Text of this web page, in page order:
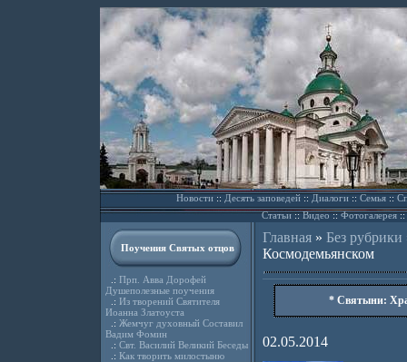
Новости::Десять заповедей::Диалоги::Семья::
Статьи::Видео ::Фотогалерея::
Поучения Святых отцов
.: Прп. Авва Дорофей
Душеполезные поучения
.: Из творений Святителя
Иоанна Златоуста
.: Жемчуг духовный Составил
Вадим Фомин
.: Свт. Василий Великий Беседы
.: Как творить милостыню
Главная» Без рубрики
Космодемьянском
* Святыни:
02.05.2014